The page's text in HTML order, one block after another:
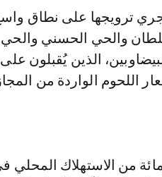
ترويجها على نطاق
والحي الحسني
الذين يُقبلون على
اللحوم الواردة من
يؤكده المهنيون، فإن 60 بالمائة من